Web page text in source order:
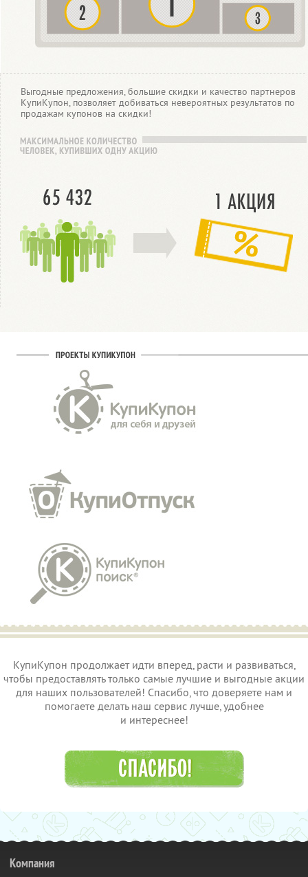
Выгодные предложения, большие скидки и качество партнеров
КупиКупон, позволяет добиваться невероятных результатов по
продажам купонов на скидки!
КупиКупон продолжает идти вперед, расти и развиваться,
чтобы предоставлять только самые лучшие и выгодные акции
для наших пользователей! Спасибо, что доверяете нам и
помогаете делать наш сервис лучше, удобнее
и интереснее!
Компания